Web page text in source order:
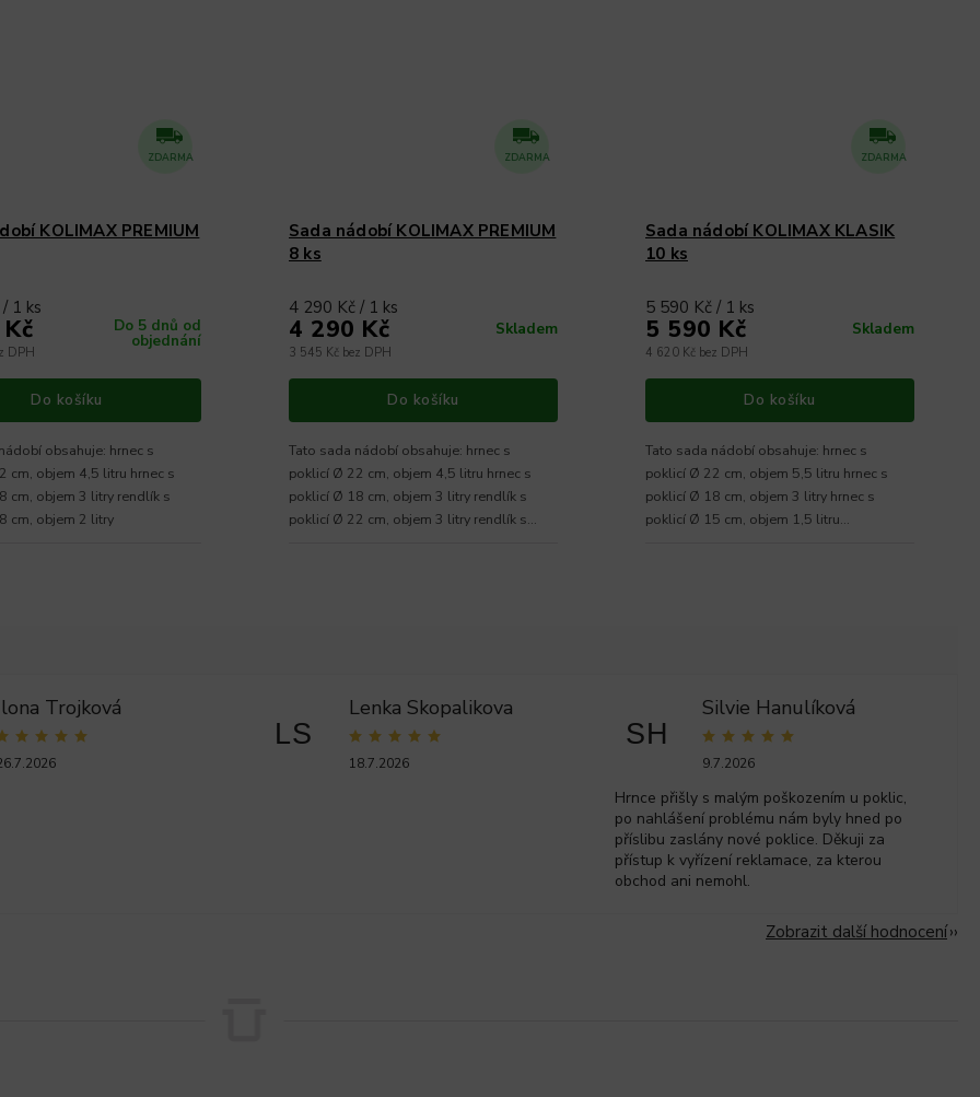
ZDARMA
KOLIMAX PREMIUM
Do 5 dnů od
objednání
DPH
1 ks
Do košíku
obsahuje: hrnec s
cm, objem 4,5 litru hrnec s
cm, objem 3 litry rendlík s
cm, objem 2 litry
ZDARMA
Sada nádobí KOLIMAX PREMIUM
8 ks
Skladem
3 545 Kč bez DPH
4 290 Kč
4 290 Kč / 1 ks
Do košíku
Tato sada nádobí obsahuje: hrnec s
poklicí Ø 22 cm, objem 4,5 litru hrnec s
poklicí Ø 18 cm, objem 3 litry rendlík s
poklicí Ø 22 cm, objem 3 litry rendlík s...
ZDARMA
Sada nádobí KOLIMAX KLASIK
10 ks
Skladem
4 620 Kč bez DPH
5 590 Kč
5 590 Kč / 1 ks
Do košíku
Tato sada nádobí obsahuje: hrnec s
poklicí Ø 22 cm, objem 5,5 litru hrnec s
poklicí Ø 18 cm, objem 3 litry hrnec s
poklicí Ø 15 cm, objem 1,5 litru...
Trojková
LS
Lenka Skopalikova
18.7.2026
SH
Silvie Hanulíková
9.7.2026
Hrnce přišly s malým poškozením u poklic,
po nahlášení problému nám byly hned po
příslibu zaslány nové poklice. Děkuji za
přístup k vyřízení reklamace, za kterou
obchod ani nemohl.
Zobrazit další hodnocení